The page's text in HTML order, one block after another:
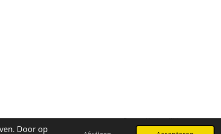
Door op
Powered byJouwWeb